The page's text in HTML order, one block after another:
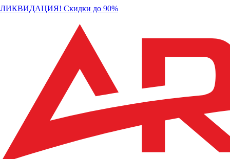
ЛИКВИДАЦИЯ! Скидки до 90%